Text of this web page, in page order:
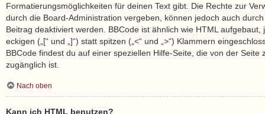
Formatierungsmöglichkeiten für deinen Text gibt. Die Rechte zur
durch die Board-Administration vergeben, können jedoch auch
Beitrag deaktiviert werden. BBCode ist ähnlich wie HTML aufgebaut,
eckigen („[“ und „]“) statt spitzen („<“ und „>“) Klammern
BBCode findest du auf einer speziellen Hilfe-Seite, die von der Seite
zugänglich ist.
Nach oben
Kann ich HTML benutzen?